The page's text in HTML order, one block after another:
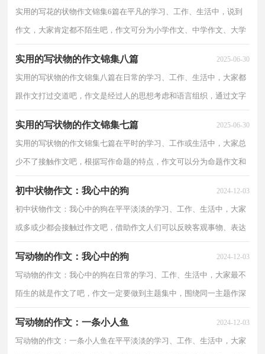
实用的写花的状物作文锦集6篇在平凡的学习、工作、生活中，说到
作文，大家肯定都不陌生吧，作文可分为小学作文、中学作文、大学
实用的写状物的作文锦集八篇 2025-06-30
实用的写状物的作文锦集八篇在日常的学习、工作、生活中，大家都
跟作文打过交道吧，作文是经过人的思想考虑和语言组织，通过文字
实用的写状物的作文锦集七篇 2025-06-30
实用的写状物的作文锦集七篇在平时的学习、工作或生活中，大家总
少不了接触作文吧，根据写作命题的特点，作文可以分为命题作文和
初中状物作文：我心中的狗 2024-12-03
初中状物作文：我心中的狗在平平淡淡的学习、工作、生活中，大家
或多或少都会接触过作文吧，借助作文人们可以反映客观事物、表达
写动物的作文：我心中的狗 2024-12-03
写动物的作文：我心中的狗在日常的学习、工作、生活中，大家最不
陌生的就是作文了吧，作文一定要做到主题集中，围绕同一主题作深
写动物的作文：一条小人鱼 2024-12-03
写动物的作文：一条小人鱼在平平淡淡的学习、工作、生活中，大家